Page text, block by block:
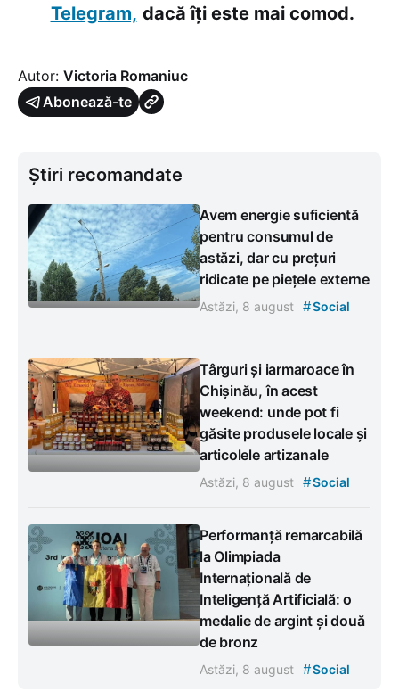
Telegram, dacă îți este mai comod.
Autor: Victoria Romaniuc
Abonează-te
Știri recomandate
Avem energie suficientă
pentru consumul de
astăzi, dar cu prețuri
ridicate pe piețele externe
Astăzi, 8 august #Social
Târguri și iarmaroace în
Chișinău, în acest
weekend: unde pot fi
găsite produsele locale și
articolele artizanale
Astăzi, 8 august #Social
Performanță remarcabilă
la Olimpiada
Internațională de
Inteligență Artificială: o
medalie de argint și două
de bronz
Astăzi, 8 august #Social